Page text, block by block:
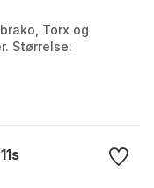
Torx og
Størrelse: